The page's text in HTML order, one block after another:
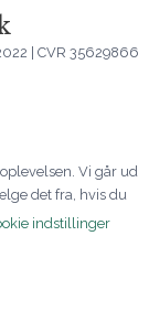
| CVR 35629866
Vi går ud
det fra, hvis du
indstillinger